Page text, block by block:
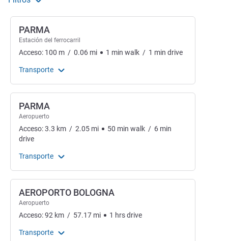
PARMA
Estación del ferrocarril
Acceso: 100 m / 0.06 mi 1 min walk / 1 min drive
Transporte
PARMA
Aeropuerto
Acceso:3.3 km / 2.05 mi 50 min walk / 6 min
drive
Transporte
AEROPORTO BOLOGNA
Aeropuerto
Acceso:92 km / 57.17 mi 1 hrsdrive
Transporte